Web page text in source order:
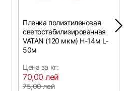
Пленка полиэтиленовая
светостабилизированная
VATAN (120 мкм) Н-14м L-
50м
Цена за кг:
70,00 лей
75,00 лей